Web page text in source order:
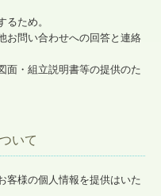
るため。
お問い合わせへの回答と連絡
面・組立説明書等の提供のた
いて
客様の個人情報を提供はいた